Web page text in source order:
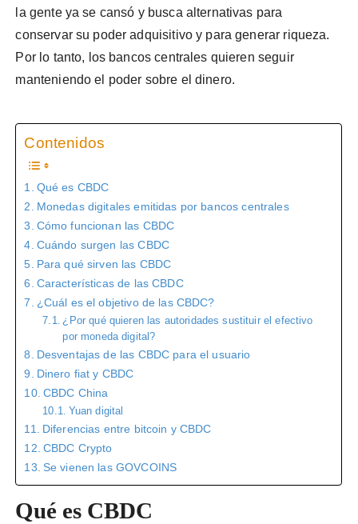
la gente ya se cansó y busca alternativas para
conservar su poder adquisitivo y para generar riqueza.
Por lo tanto, los bancos centrales quieren seguir
manteniendo el poder sobre el dinero.
Contenidos
Qué es CBDC
Monedas digitales emitidas por bancos centrales
Cómo funcionan las CBDC
Cuándo surgen las CBDC
Para qué sirven las CBDC
Características de las CBDC
¿Cuál es el objetivo de las CBDC?
¿Por qué quieren las autoridades sustituir el efectivo
por moneda digital?
Desventajas de las CBDC para el usuario
Dinero fiat y CBDC
CBDC China
Yuan digital
Diferencias entre bitcoin y CBDC
CBDC Crypto
Se vienen las GOVCOINS
Qué es CBDC